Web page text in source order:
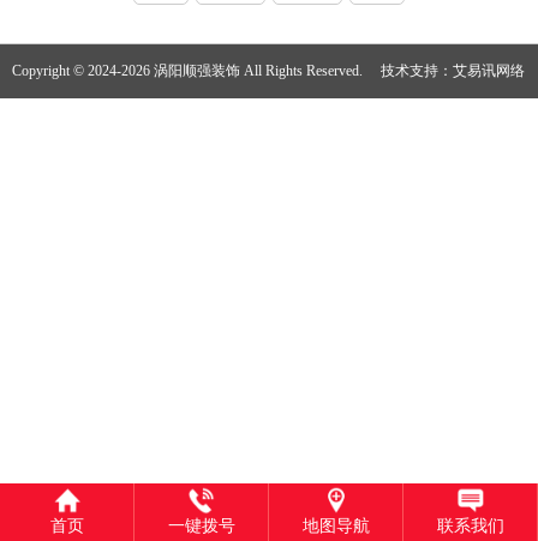
Copyright © 2024-2026 涡阳顺强装饰 All Rights Reserved. 技术支持：艾易讯网络
首页 一键拨号 地图导航 联系我们